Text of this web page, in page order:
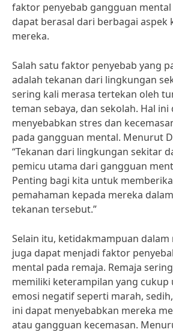
faktor penyebab gangguan
dapat berasal dari berbagai aspek
mereka.
Salah satu faktor penyebab yang
adalah tekanan dari lingkungan
sering kali merasa tertekan oleh
teman sebaya, dan sekolah. Hal ini
menyebabkan stres dan
pada gangguan mental. Menurut
“Tekanan dari lingkungan sekitar
pemicu utama dari gangguan
Penting bagi kita untuk
pemahaman kepada mereka
tekanan tersebut.”
Selain itu, ketidakmampuan dalam
juga dapat menjadi faktor
mental pada remaja. Remaja
memiliki keterampilan yang cukup
emosi negatif seperti marah,
ini dapat menyebabkan mereka
atau gangguan kecemasan.